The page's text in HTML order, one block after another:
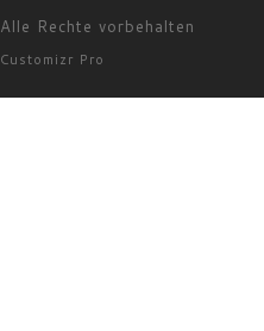
Alle Rechte vorbehalten
Customizr Pro